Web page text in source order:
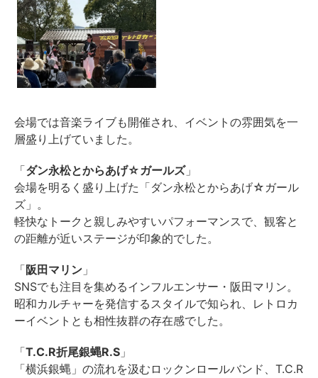
会場では音楽ライブも開催され、イベントの雰囲気を一
層盛り上げていました。
「ダン永松とからあげ☆ガールズ」
会場を明るく盛り上げた「ダン永松とからあげ☆ガール
ズ」。
軽快なトークと親しみやすいパフォーマンスで、観客と
の距離が近いステージが印象的でした。
「阪田マリン 」
SNSでも注目を集めるインフルエンサー・阪田マリン。
昭和カルチャーを発信するスタイルで知られ、レトロカ
ーイベントとも相性抜群の存在感でした。
「T.C.R折尾銀蝿R.S 」
「横浜銀蝿」の流れを汲むロックンロールバンド、T.C.R